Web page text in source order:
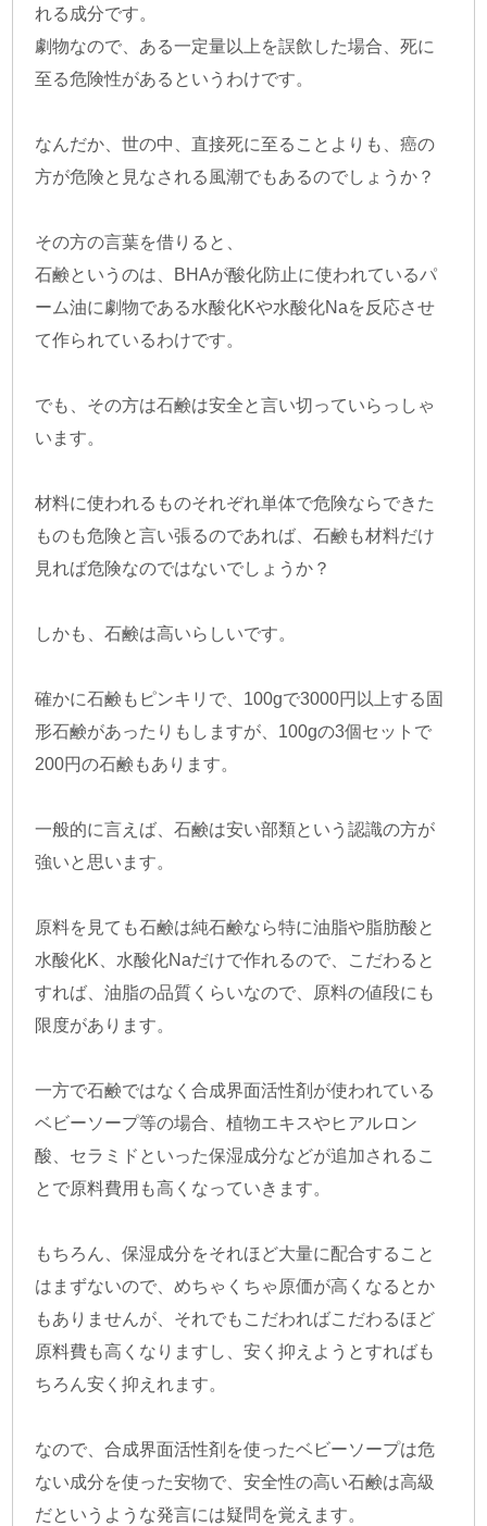
れる成分です。
劇物なので、ある一定量以上を誤飲した場合、死に
至る危険性があるというわけです。
なんだか、世の中、直接死に至ることよりも、癌の
方が危険と見なされる風潮でもあるのでしょうか？
その方の言葉を借りると、
石鹸というのは、BHAが酸化防止に使われているパ
ーム油に劇物である水酸化Kや水酸化Naを反応させ
て作られているわけです。
でも、その方は石鹸は安全と言い切っていらっしゃ
います。
材料に使われるものそれぞれ単体で危険ならできた
ものも危険と言い張るのであれば、石鹸も材料だけ
見れば危険なのではないでしょうか？
しかも、石鹸は高いらしいです。
確かに石鹸もピンキリで、100gで3000円以上する固
形石鹸があったりもしますが、100gの3個セットで
200円の石鹸もあります。
一般的に言えば、石鹸は安い部類という認識の方が
強いと思います。
原料を見ても石鹸は純石鹸なら特に油脂や脂肪酸と
水酸化K、水酸化Naだけで作れるので、こだわると
すれば、油脂の品質くらいなので、原料の値段にも
限度があります。
一方で石鹸ではなく合成界面活性剤が使われている
ベビーソープ等の場合、植物エキスやヒアルロン
酸、セラミドといった保湿成分などが追加されるこ
とで原料費用も高くなっていきます。
もちろん、保湿成分をそれほど大量に配合すること
はまずないので、めちゃくちゃ原価が高くなるとか
もありませんが、それでもこだわればこだわるほど
原料費も高くなりますし、安く抑えようとすればも
ちろん安く抑えれます。
なので、合成界面活性剤を使ったベビーソープは危
ない成分を使った安物で、安全性の高い石鹸は高級
だというような発言には疑問を覚えます。